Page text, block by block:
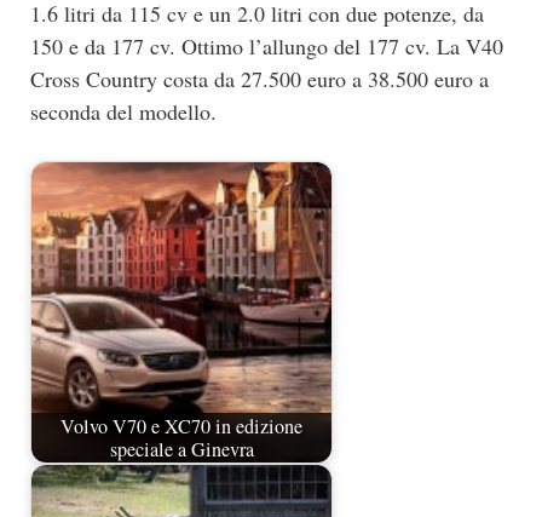
1.6 litri da 115 cv e un 2.0 litri con due potenze, da
150 e da 177 cv. Ottimo l’allungo del 177 cv. La V40
Cross Country costa da 27.500 euro a 38.500 euro a
seconda del modello.
Volvo V70 e XC70 in edizione
speciale a Ginevra